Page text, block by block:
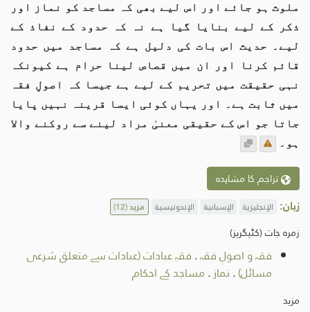
ملوث ہو جائے اور اس لیے بھی کہ مساجد کو نماز اور
ذکر کے لیے بنایا گیا ہے نہ کہ حدود کے نفاذ کے
لیے۔ حدیث اس بات کی دلیل ہے کہ مساجد میں حدود
قائم کرنا اور ان میں قصاص لینا حرام ہے کیونکہ
نہی حقیقت میں تحریم کے لیے ہے جیسا کہ اصولِ فقہ
میں ثابت ہے۔ اور یہاں کوئی ایسا قرینہ نہیں پایا
جاتا جو اس کے حقیقی معنیٰ مراد لینے سے روکنے والا
ہو۔
تراجم کا مشاہدہ
زبان: الإنجليزية الإسبانية الإندونيسية مزید(12)
زمرہ جات (کٹیگریز)
فقہ و اصولِ فقہ. فقہِ عبادات (عبادات سے متعلق شرعی
مسائل). نماز . مساجد کے احکام
مزید